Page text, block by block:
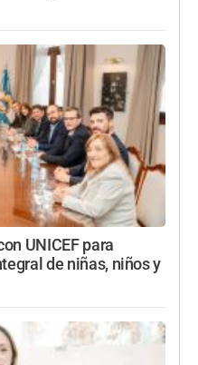
UNICEF para
de niñas, niños y